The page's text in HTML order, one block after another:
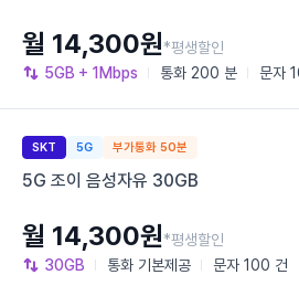
5GB + 1Mbps 통화 200 분 문자
월 14,300원*평생할인
SKT 5G 부가통화 50분
5G 조이 음성자유 30GB
30GB 통화 기본제공 문자 100 건
월 14,300원*평생할인